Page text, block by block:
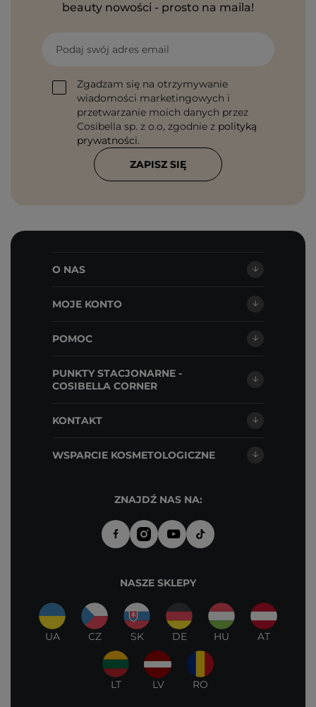
beauty nowości - prosto na maila!
Podaj swój adres email
Zgadzam się na otrzymywanie
wiadomości marketingowych i
przetwarzanie moich danych przez
Cosibella sp. z o.o, zgodnie z polityką
prywatności.
ZAPISZ SIĘ
O NAS
MOJE KONTO
POMOC
PUNKTY STACJONARNE -
COSIBELLA CORNER
KONTAKT
WSPARCIE KOSMETOLOGICZNE
ZNAJDŹ NAS NA:
NASZE SKLEPY
UA CZ SK DE HU AT
LT LV RO